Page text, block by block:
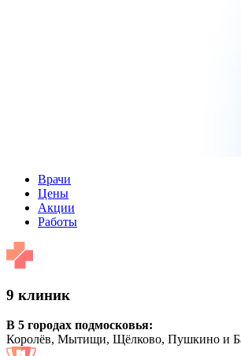
Врачи
Цены
Акции
Работы
9 клиник
В 5 городах подмосковья:
Королёв, Мытищи, Щёлково, Пушкино и